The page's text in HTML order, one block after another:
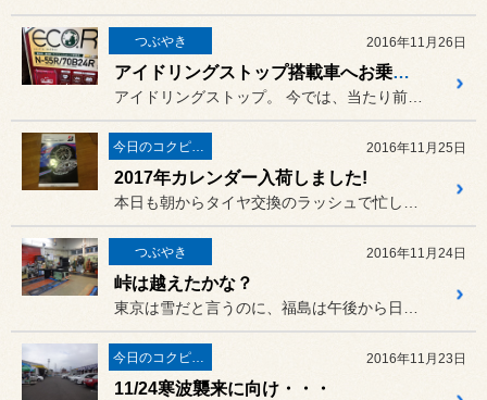
つぶやき 2016年11月26日
アイドリングストップ搭載車へお乗りの方へ！
今日のコクピット西部 2016年11月25日
2017年カレンダー入荷しました!
つぶやき 2016年11月24日
峠は越えたかな？
今日のコクピット西部 2016年11月23日
11/24寒波襲来に向け・・・